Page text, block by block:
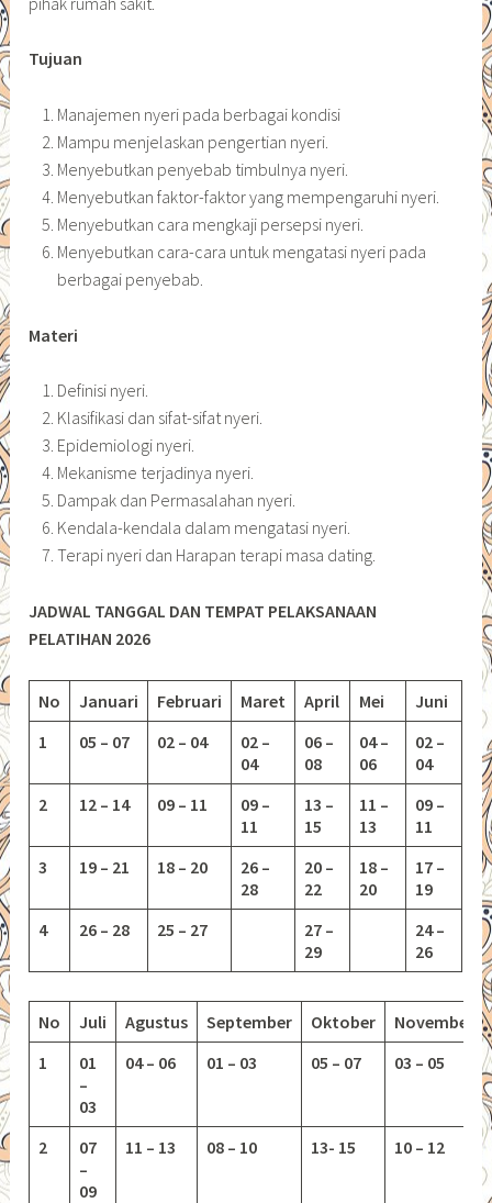
Tujuan
Manajemen nyeri pada berbagai kondisi
Mampu menjelaskan pengertian nyeri.
Menyebutkan penyebab timbulnya nyeri.
Menyebutkan faktor-faktor yang mempengaruhi nyeri.
Menyebutkan cara mengkaji persepsi nyeri.
Menyebutkan cara-cara untuk mengatasi nyeri pada
berbagai penyebab.
Materi
Definisi nyeri.
Klasifikasi dan sifat-sifat nyeri.
Epidemiologi nyeri.
Mekanisme terjadinya nyeri.
Dampak dan Permasalahan nyeri.
Kendala-kendala dalam mengatasi nyeri.
Terapi nyeri dan Harapan terapi masa dating.
JADWAL TANGGAL DAN TEMPAT PELAKSANAAN
PELATIHAN 2026
No Januari Februari Maret April Mei
Juni
1
05 – 07 02 – 04
02 –
04
06 –
08
04 –
06
02 –
04
2
12 – 14 09 – 11
09 –
11
13 –
15
11 –
13
09 –
11
3
19 – 21 18 – 20
26 –
28
20 –
22
18 –
20
17 –
19
4
26 – 28 25 – 27
27 –
29
24 –
26
No Juli Agustus September Oktober
November
1
01
–
03
04 – 06 01 – 03 05 – 07 03 – 05
2
07
–
09
11 – 13 08 – 10 13- 15 10 – 12